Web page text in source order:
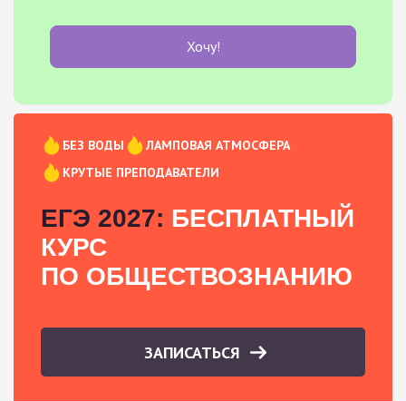
Хочу!
БЕЗ ВОДЫ
ЛАМПОВАЯ АТМОСФЕРА
КРУТЫЕ ПРЕПОДАВАТЕЛИ
ЕГЭ 2027: БЕСПЛАТНЫЙ
КУРС
ПО ОБЩЕСТВОЗНАНИЮ
ЗАПИСАТЬСЯ